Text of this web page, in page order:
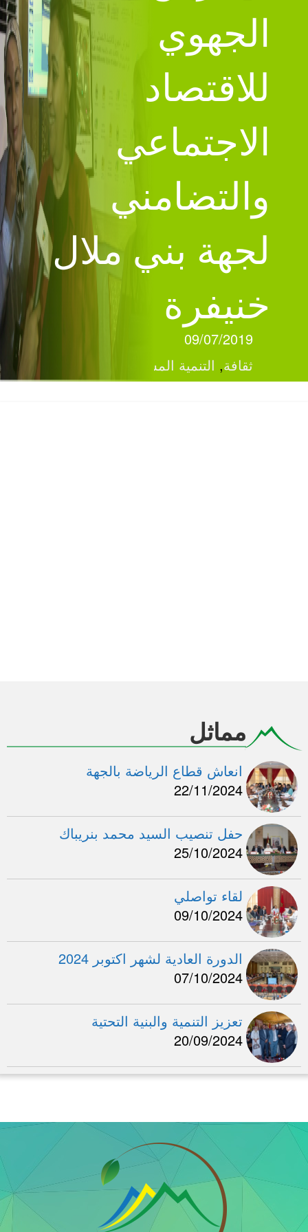
الجهوي
للاقتصاد
الاجتماعي
والتضامني
لجهة بني ملال
خنيفرة
09/07/2019
ثقافة, التنمية المستدامة
مماثل
انعاش قطاع الرياضة بالجهة
22/11/2024
حفل تنصيب السيد محمد بنريباك
25/10/2024
لقاء تواصلي
09/10/2024
الدورة العادية لشهر اكتوبر 2024
07/10/2024
تعزيز التنمية والبنية التحتية
20/09/2024